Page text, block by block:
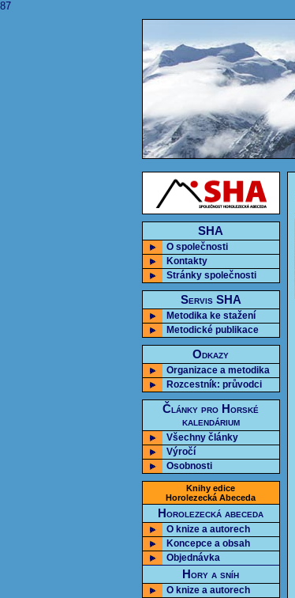
87
SHA
O společnosti
Kontakty
Stránky společnosti
Servis SHA
Metodika ke stažení
Metodické publikace
Odkazy
Organizace a metodika
Rozcestník: průvodci
Články pro Horské
kalendárium
Všechny články
Výročí
Osobnosti
Knihy edice
Horolezecká Abeceda
Horolezecká abeceda
O knize a autorech
Koncepce a obsah
Objednávka
Hory a sníh
O knize a autorech